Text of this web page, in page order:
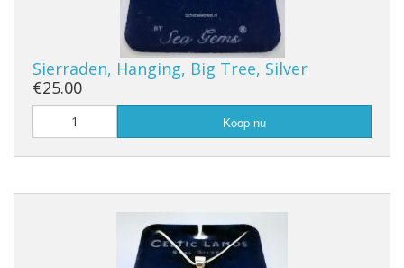
Sierraden, Hanging, Big Tree, Silver
€25.00
Koop nu